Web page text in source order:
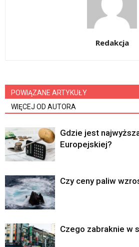
Redakcja
POWIĄZANE ARTYKUŁY
WIĘCEJ OD AUTORA
Gdzie jest
Europejskiej?
Czy ceny paliw
Czego zabraknie w